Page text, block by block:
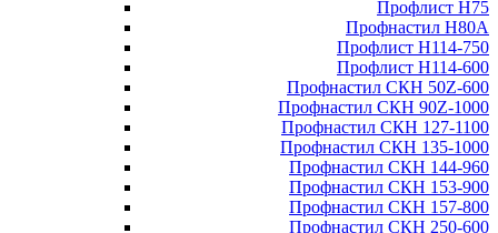
Профлист Н75
Профнастил Н80А
Профлист Н114-750
Профлист Н114-600
Профнастил СКН 50Z-600
Профнастил СКН 90Z-1000
Профнастил СКН 127-1100
Профнастил СКН 135-1000
Профнастил СКН 144-960
Профнастил СКН 153-900
Профнастил СКН 157-800
Профнастил СКН 250-600